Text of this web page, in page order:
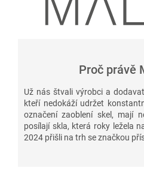
Proč právě
Už nás štvali výrobci a
kteří nedokáží udržet
označení zaoblení skel, mají
posílají skla, která roky ležela
2024 přišli na trh se značkou